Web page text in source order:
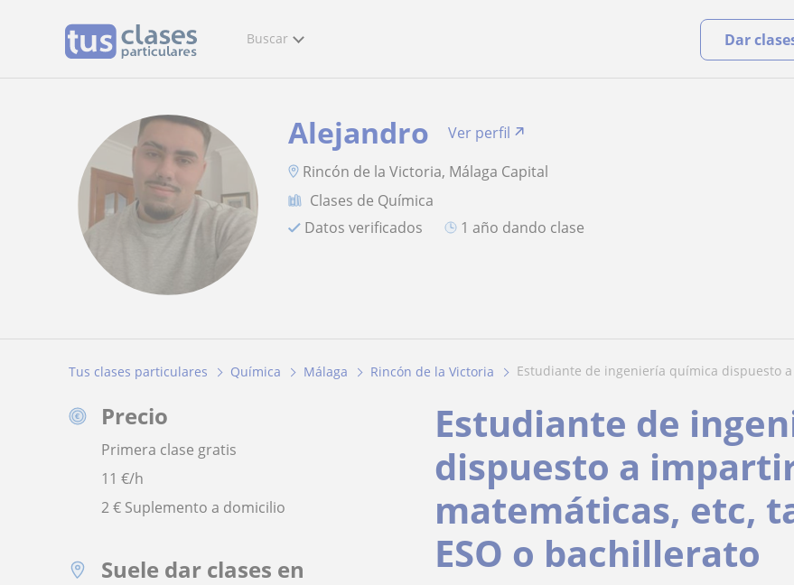
Buscar Dar
Alejandro
Ver perfil
Rincón de la Victoria, Málaga Capital
Clases de Química
Datos verificados
1 año dando clase
Tus clases particulares Química Málaga Rincón de la Victoria estudiante de ingeniería química dispuesto
Precio
Primera clase gratis
11 €/h
2 € Suplemento a domicilio
Suele dar clases en
Estudiante de
dispuesto a
matemáticas, etc,
ESO o bachillerato